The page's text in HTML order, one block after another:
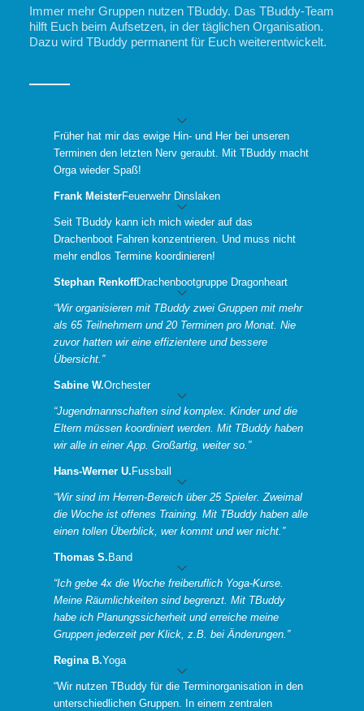
Immer mehr Gruppen nutzen TBuddy. Das TBuddy-Team
hilft Euch beim Aufsetzen, in der täglichen Organisation.
Dazu wird TBuddy permanent für Euch weiterentwickelt.
Früher hat mir das ewige Hin- und Her bei unseren
Terminen den letzten Nerv geraubt. Mit TBuddy macht
Orga wieder Spaß!
Frank MeisterFeuerwehr Dinslaken
Seit TBuddy kann ich mich wieder auf das
Drachenboot Fahren konzentrieren. Und muss nicht
mehr endlos Termine koordinieren!
Stephan RenkoffDrachenbootgruppe Dragonheart
“Wir organisieren mit TBuddy zwei Gruppen mit mehr
als 65 Teilnehmern und 20 Terminen pro Monat. Nie
zuvor hatten wir eine effizientere und bessere
Übersicht.”
Sabine W.Orchester
“Jugendmannschaften sind komplex. Kinder und die
Eltern müssen koordiniert werden. Mit TBuddy haben
wir alle in einer App. Großartig, weiter so.”
Hans-Werner U. Fussball
“Wir sind im Herren-Bereich über 25 Spieler. Zweimal
die Woche ist offenes Training. Mit TBuddy haben alle
einen tollen Überblick, wer kommt und wer nicht.”
Thomas S. Band
“Ich gebe 4x die Woche freiberuflich Yoga-Kurse.
Meine Räumlichkeiten sind begrenzt. Mit TBuddy
habe ich Planungssicherheit und erreiche meine
Gruppen jederzeit per Klick, z.B. bei Änderungen.”
Regina B.Yoga
“Wir nutzen TBuddy für die Terminorganisation in den
unterschiedlichen Gruppen. In einem zentralen